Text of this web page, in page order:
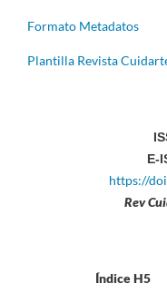
Formato Metadatos
Plantilla Revista
E-
https://
Rev
Índice H5